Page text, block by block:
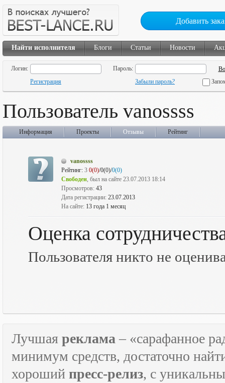
Добавить
Найти исполнителя Блоги Статьи Новости
Логин:
Пароль:
Регистрация
Забыли пароль?
Пользователь vanossss
Информация Проекты Отзывы Рейтинг
vanossss
Рейтинг: 3 0(0)/0(0)/0(0)
Свободен, был на сайте 23.07.2013 18:14
Просмотров: 43
Дата регистрации: 23.07.2013
На сайте: 13 года 1 месяц
Оценка
Пользователя никто не
Лучшая реклама – «сарафанное
минимум средств, достаточно
хороший пресс-релиз, с